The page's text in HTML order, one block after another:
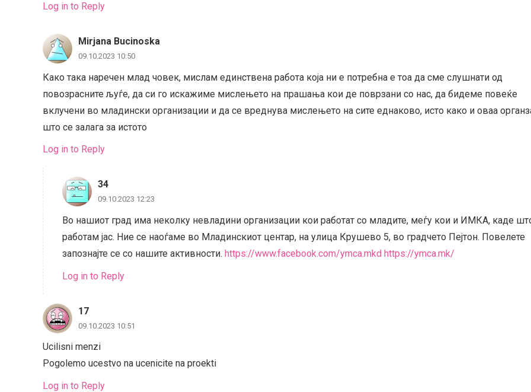
Log in to Reply
Mirjana Bucinoska
09.10.2023 10:50
Како така наречен млад човек, мислам единствена работа која ни е потребна е тоа да сме слушнати од
повозрасните љуѓе, да си го искажиме мислењето на прашања кои де поврзани со нас, да бидеме повеќе
вклучени во младински организации и да се вреднува мислењето на сите еднаково, исто како и оваа
што се залага за истото
Log in to Reply
34
09.10.2023 12:23
Во нашиот град има неколку невладини организации кои работат со младите, меѓу кои и ИМКА, каде
работам јас. Ние се наоѓаме во Младинскиот центар, на улица Крушево 5, во градчето Пејтон. Повелете
запознајте се со нашите активности. https://www.facebook.com/ymca.mkd https://ymca.mk/
Log in to Reply
17
09.10.2023 10:51
Ucilisni menzi
Pogolemo ucestvo na ucenicite na proekti
Log in to Reply